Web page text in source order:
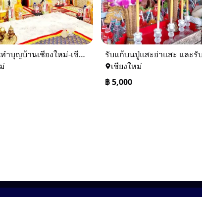
รับจัดงานทำบุญบ้านเชียงใหม่-เชียงราย และทั่วภาคเหนือ 0884158464
เชียงใหม่
฿5,000